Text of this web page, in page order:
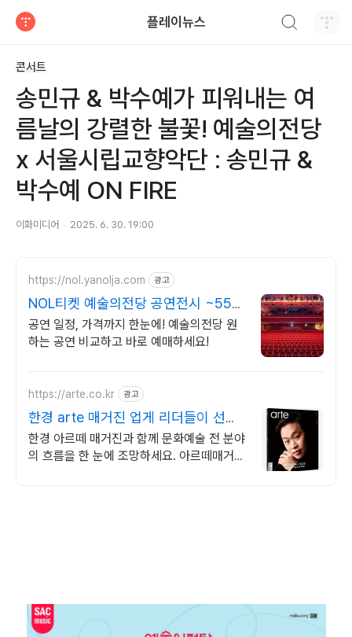
플레이뉴스
콘서트
송민규 & 박수예가 피워내는 여
름날의 강렬한 불꽃! 예술의전당
x 서울시립교향악단 : 송민규 &
박수예 ON FIRE
이화미디어 2025. 6. 30. 19:00
https://nol.yanolja.com 광고
NOL티켓 예술의전당 공연전시 ~55%
할인
공연 일정, 가격까지 한눈에! 예술의전당 원
하는 공연 비교하고 바로 예매하세요!
https://arte.co.kr 광고
한경 arte 매거진 업게 리더들이 선택
한 매거진
한경 아르떼 매거진과 함께 문화예술 전 분야
의 흐름을 한 눈에 조망하세요. 아르떼매거진